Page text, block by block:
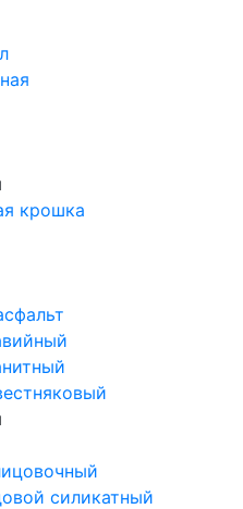
крошка
силикатный